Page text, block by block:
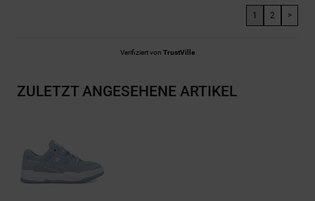
1 2 >
Verifiziert von TrustVille
ZULETZT ANGESEHENE ARTIKEL